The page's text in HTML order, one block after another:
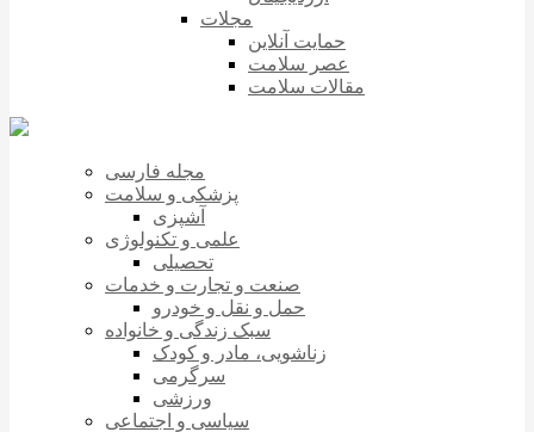
مجلات
حمایت آنلاین
عصر سلامت
مقالات سلامت
مجله فارسی
پزشکی و سلامت
آشپزی
علمی و تکنولوژی
تحصیلی
صنعت و تجارت و خدمات
حمل و نقل و خودرو
سبک زندگی و خانواده
زناشویی، مادر و کودک
سرگرمی
ورزشی
سیاسی و اجتماعی